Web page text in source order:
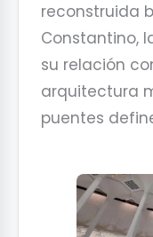
reconstruida
Constantino,
su relación
arquitectura
puentes